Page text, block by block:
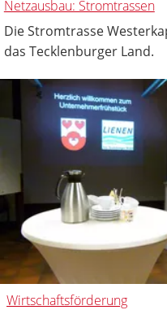
Netzausbau: Stromtrassen
Die Stromtrasse
das Tecklenburger Land.
Wirtschaftsförderung